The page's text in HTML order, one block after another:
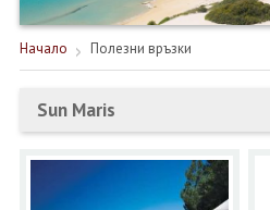
ПОЧИВКИ
КРУИЗИ
ЕКЗОТИКА
ЕКСКУРЗИИ
Начало Полезни връзки
Sun Maris